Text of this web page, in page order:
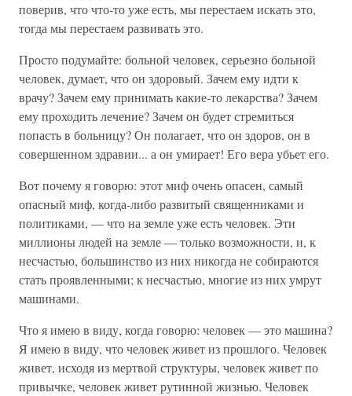
поверив, что что-то уже есть, мы перестаем искать это,
тогда мы перестаем развивать это.
Просто подумайте: больной человек, серьезно больной
человек, думает, что он здоровый. Зачем ему идти к
врачу? Зачем ему принимать какие-то лекарства? Зачем
ему проходить лечение? Зачем он будет стремиться
попасть в больницу? Он полагает, что он здоров, он в
совершенном здравии... а он умирает! Его вера убьет его.
Вот почему я говорю: этот миф очень опасен, самый
опасный миф, когда-либо развитый священниками и
политиками, — что на земле уже есть человек. Эти
миллионы людей на земле — только возможности, и, к
несчастью, большинство из них никогда не собираются
стать проявленными; к несчастью, многие из них умрут
машинами.
Что я имею в виду, когда говорю: человек — это машина?
Я имею в виду, что человек живет из прошлого. Человек
живет, исходя из мертвой структуры, человек живет по
привычке, человек живет рутинной жизнью. Человек